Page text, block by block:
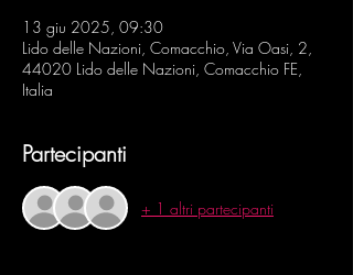
13 giu 2025, 09:30
Lido delle Nazioni, Comacchio, Via Oasi, 2,
44020 Lido delle Nazioni, Comacchio FE,
Italia
Partecipanti
+ 1 altri partecipanti